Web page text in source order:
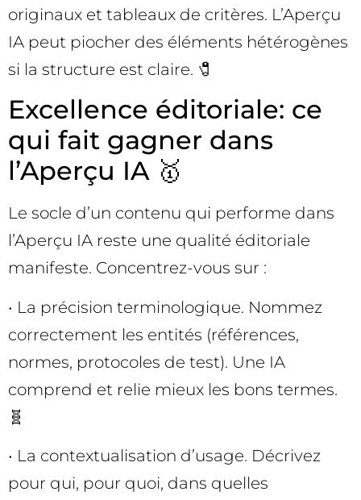
originaux et tableaux de critères. L’Aperçu
IA peut piocher des éléments hétérogènes
si la structure est claire. 🧷
Excellence éditoriale: ce
qui fait gagner dans
l’Aperçu IA 🥇
Le socle d’un contenu qui performe dans
l’Aperçu IA reste une qualité éditoriale
manifeste. Concentrez-vous sur :
• La précision terminologique. Nommez
correctement les entités (références,
normes, protocoles de test). Une IA
comprend et relie mieux les bons termes.
🧬
• La contextualisation d’usage. Décrivez
pour qui, pour quoi, dans quelles